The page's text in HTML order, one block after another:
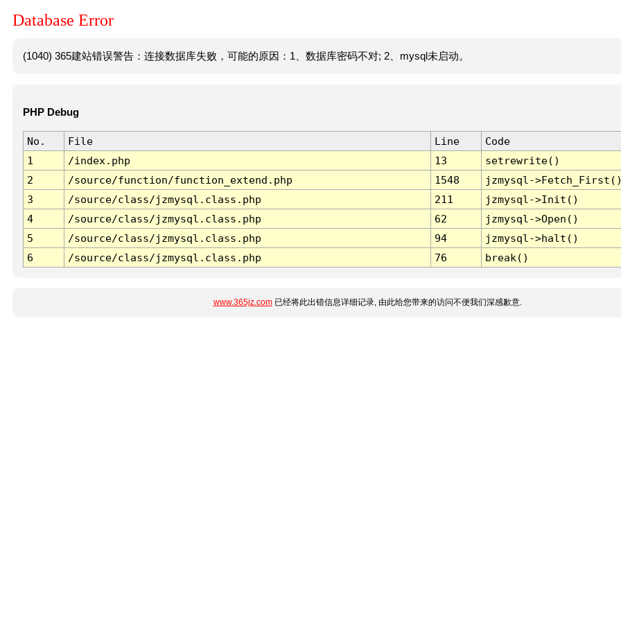
Database Error
(1040) 365建站错误警告：连接数据库失败，可能的原因：1、数据库密码不对; 2、mysql未启动。
PHP Debug
No. File Line
Code
1
/index.php 13
setrewrite()
2
/source/function/function_extend.php 1548
jzmysql-
3
/source/class/jzmysql.class.php 211
jzmysql->Init()
4
/source/class/jzmysql.class.php 62
jzmysql->Open()
5
/source/class/jzmysql.class.php 94
jzmysql->halt()
6
/source/class/jzmysql.class.php 76 break()
www.365jz.com已经将此出错信息详细记录, 由此给您带来的访问不便我们深感歉意.